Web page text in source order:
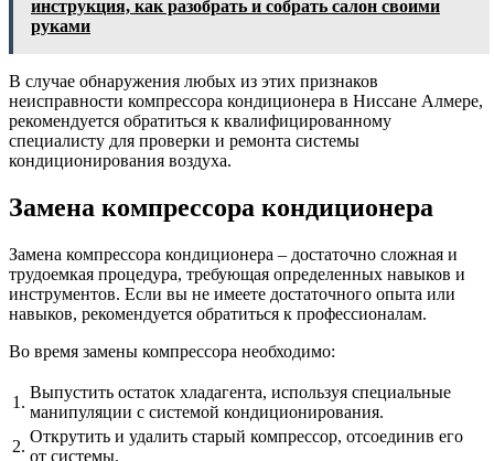
инструкция, как разобрать и собрать салон своими
руками
В случае обнаружения любых из этих признаков
неисправности компрессора кондиционера в Ниссане Алмере,
рекомендуется обратиться к квалифицированному
специалисту для проверки и ремонта системы
кондиционирования воздуха.
Замена компрессора кондиционера
Замена компрессора кондиционера – достаточно сложная и
трудоемкая процедура, требующая определенных навыков и
инструментов. Если вы не имеете достаточного опыта или
навыков, рекомендуется обратиться к профессионалам.
Во время замены компрессора необходимо:
1.
Выпустить остаток хладагента, используя специальные
манипуляции с системой кондиционирования.
2.
Открутить и удалить старый компрессор, отсоединив его
от системы.